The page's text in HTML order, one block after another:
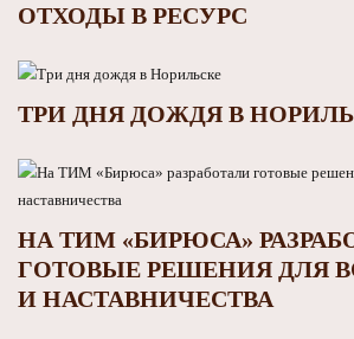
ОТХОДЫ В РЕСУРС
ТРИ ДНЯ ДОЖДЯ В
НА ТИМ «БИРЮСА»
ГОТОВЫЕ РЕШЕНИЯ ДЛЯ
И НАСТАВНИЧЕСТВА